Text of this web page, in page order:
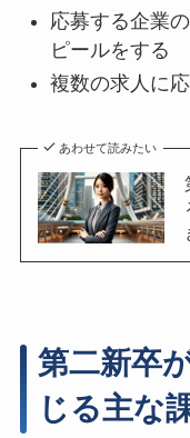
応募する企業
ピールをする
複数の求人に
あわせて読みたい
第二新卒
じる主な